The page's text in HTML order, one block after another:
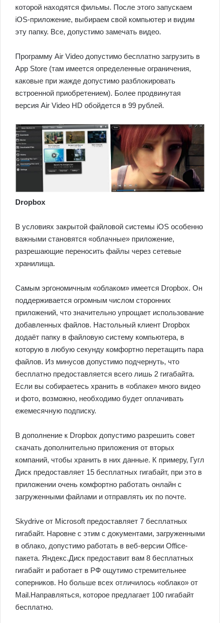
которой находятся фильмы. После этого запускаем
iOS-приложение, выбираем свой компьютер и видим
эту папку. Все, допустимо замечать видео.
Программу Air Video допустимо бесплатно загрузить в
App Store (там имеется определенные ограничения,
каковые при жажде допустимо разблокировать
встроенной приобретением). Более продвинутая
версия Air Video HD обойдется в 99 рублей.
Dropbox
В условиях закрытой файловой системы iOS особенно
важными становятся «облачные» приложение,
разрешающие переносить файлы через сетевые
хранилища.
Самым эргономичным «облаком» имеется Dropbox. Он
поддерживается огромным числом сторонних
приложений, что значительно упрощает использование
добавленных файлов. Настольный клиент Dropbox
додаёт папку в файловую систему компьютера, в
которую в любую секунду комфортно перетащить пара
файлов. Из минусов допустимо подчернуть, что
бесплатно предоставляется всего лишь 2 гигабайта.
Если вы собираетесь хранить в «облаке» много видео
и фото, возможно, необходимо будет оплачивать
ежемесячную подписку.
В дополнение к Dropbox допустимо разрешить совет
скачать дополнительно приложения от вторых
компаний, чтобы хранить в них данные. К примеру, Гугл
Диск предоставляет 15 бесплатных гигабайт, при это в
приложении очень комфортно работать онлайн с
загруженными файлами и отправлять их по почте.
Skydrive от Microsoft предоставляет 7 бесплатных
гигабайт. Наровне с этим с документами, загруженными
в облако, допустимо работать в веб-версии Office-
пакета. Яндекс.Диск предоставит вам 8 бесплатных
гигабайт и работает в РФ ощутимо стремительнее
соперников. Но больше всех отличилось «облако» от
Mail.Направляться, которое предлагает 100 гигабайт
бесплатно.